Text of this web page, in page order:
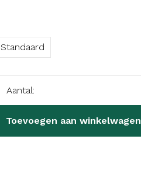
Standaard
Aantal:
Toevoegen aan winkelwagen